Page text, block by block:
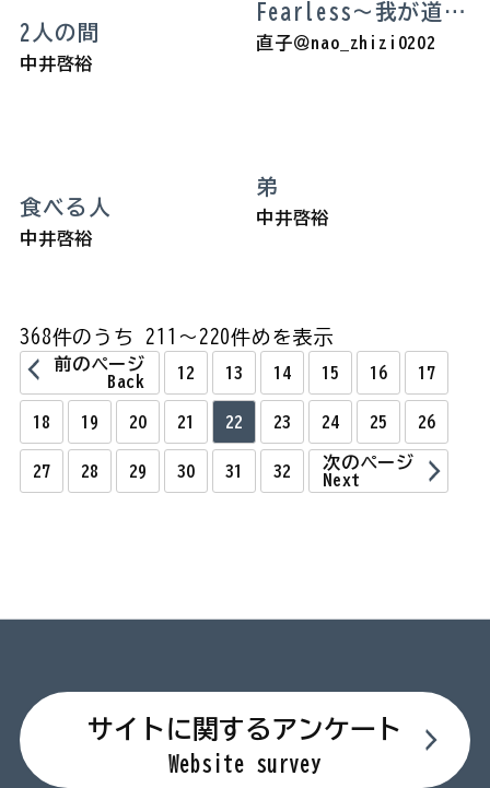
Fearless～我が道で行く
直子＠nao_zhizi0202
2人の間
中井啓裕
弟
中井啓裕
食べる人
中井啓裕
368件のうち 211～220件めを表示
前のページ
Back
12 13 14 15 16 17
18 19 20 21 22 23 24 25 26
27 28 29 30 31 32
次のページ
Next
サイトに関するアンケート
Website survey